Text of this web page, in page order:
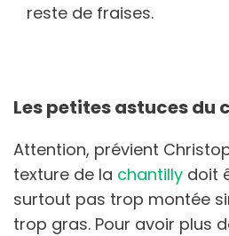
reste de fraises.
Les petites astuces du
Attention, prévient
texture de la chantilly doit
surtout pas trop montée
trop gras. Pour avoir plus